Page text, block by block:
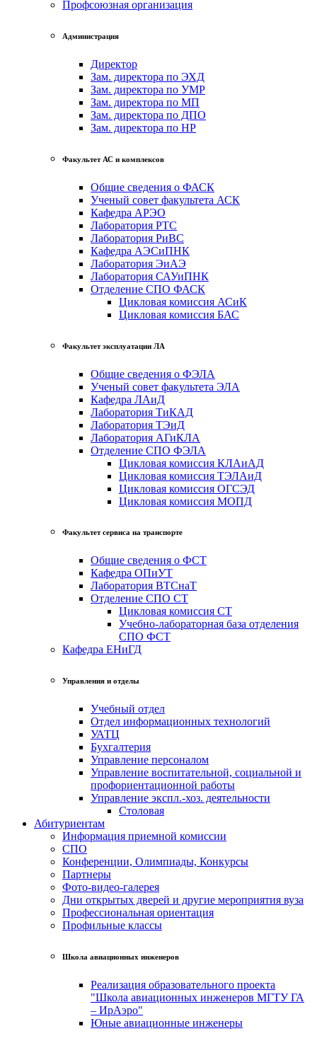
Профсоюзная организация
Администрация
Директор
Зам. директора по ЭХД
Зам. директора по УМР
Зам. директора по МП
Зам. директора по ДПО
Зам. директора по НР
Факультет АС и комплексов
Общие сведения о ФАСК
Ученый совет факультета АСК
Кафедра АРЭО
Лаборатория РТС
Лаборатория РиВС
Кафедра АЭСиПНК
Лаборатория ЭиАЭ
Лаборатория САУиПНК
Отделение СПО ФАСК
Цикловая комиссия АСиК
Цикловая комиссия БАС
Факультет эксплуатации ЛА
Общие сведения о ФЭЛА
Ученый совет факультета ЭЛА
Кафедра ЛАиД
Лаборатория ТиКАД
Лаборатория ТЭиД
Лаборатория АГиКЛА
Отделение СПО ФЭЛА
Цикловая комиссия КЛАиАД
Цикловая комиссия ТЭЛАиД
Цикловая комиссия ОГСЭД
Цикловая комиссия МОПД
Факультет сервиса на транспорте
Общие сведения о ФСТ
Кафедра ОПиУТ
Лаборатория ВТСнаТ
Отделение СПО СТ
Цикловая комиссия СТ
Учебно-лабораторная база отделения
СПО ФСТ
Кафедра ЕНиГД
Управления и отделы
Учебный отдел
Отдел информационных технологий
УАТЦ
Бухгалтерия
Управление персоналом
Управление воспитательной, социальной и
профориентационной работы
Управление экспл.-хоз. деятельности
Столовая
Абитуриентам
Информация приемной комиссии
СПО
Конференции, Олимпиады, Конкурсы
Партнеры
Фото-видео-галерея
Дни открытых дверей и другие мероприятия вуза
Профессиональная ориентация
Профильные классы
Школа авиационных инженеров
Реализация образовательного проекта
"Школа авиационных инженеров МГТУ ГА
– ИрАэро"
Юные авиационные инженеры